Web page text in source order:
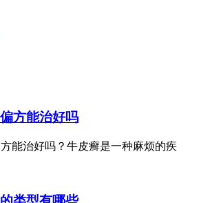
方能治好吗
能治好吗？牛皮癣是一种麻烦的疾